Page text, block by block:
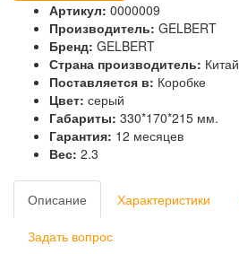
Артикул: 0000009
Производитель: GELBERT
Бренд: GELBERT
Страна производитель: Китай
Поставляется в: Коробке
Цвет: серый
Габариты: 330*170*215 мм.
Гарантия: 12 месяцев
Вес: 2.3
Описание Характеристики
Задать вопрос